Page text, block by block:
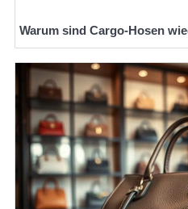
Warum sind Cargo-Hosen